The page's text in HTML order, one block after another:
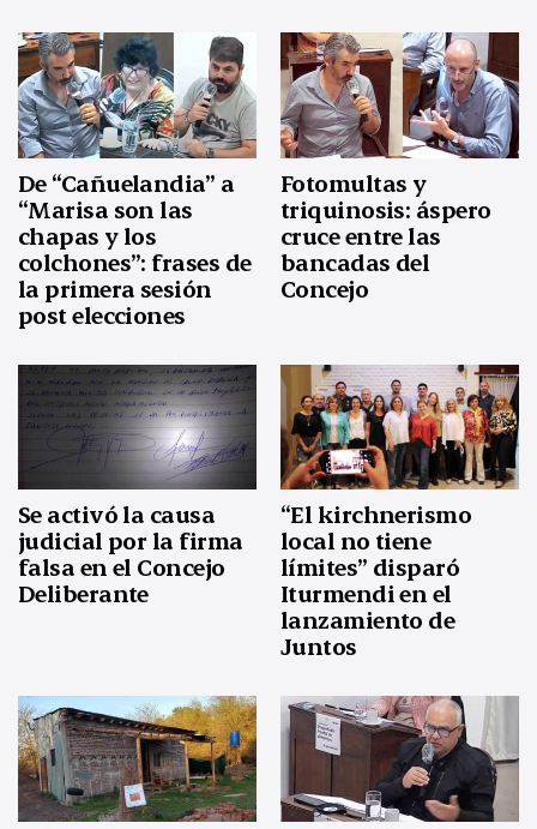
De “Cañuelandia” a
“Marisa son las
chapas y los
colchones”: frases de
la primera sesión
post elecciones
Fotomultas y
triquinosis: áspero
cruce entre las
bancadas del
Concejo
Se activó la causa
judicial por la firma
falsa en el Concejo
Deliberante
“El kirchnerismo
local no tiene
límites” disparó
Iturmendi en el
lanzamiento de
Juntos